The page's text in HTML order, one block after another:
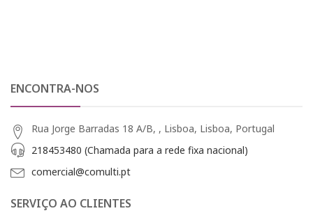
ENCONTRA-NOS
Rua Jorge Barradas 18 A/B, , Lisboa, Lisboa, Portugal
218453480 (Chamada para a rede fixa nacional)
comercial@comulti.pt
SERVIÇO AO CLIENTES